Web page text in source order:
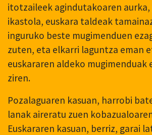
itotzaileek agindutakoaren aurka,
ikastola, euskara taldeak
inguruko beste mugimenduen
zuten, eta elkarri laguntza eman
euskararen aldeko mugimenduak
ziren.
Pozalaguaren kasuan, harrobi
lanak aireratu zuen
Euskararen kasuan, berriz, garai